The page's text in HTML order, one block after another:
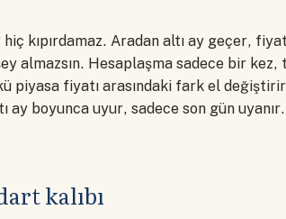
kıpırdamaz. Aradan altı ay geçer,
almazsın. Hesaplaşma sadece bir kez,
piyasa fiyatı arasındaki fark el
ay boyunca uyur, sadece son gün uyanır.
kalıbı